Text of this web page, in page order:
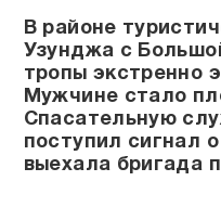
В районе
Узунджа с
тропы экстренно
Мужчине стало
Спасательную
поступил сигнал
выехала бригада